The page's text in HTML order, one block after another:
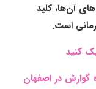
آن‌ها، کلید
است.
کنید
گوارش در اصفهان